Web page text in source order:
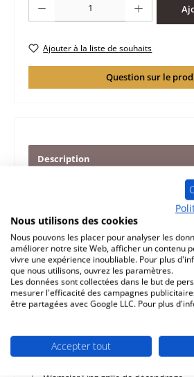
Ajouter à la liste de souhaits
Question sur le
Description
d‘origine revêtement de chambre
poêle Wamsler Linz ensemble de 5
Caractéristiques
Informations sur la sécurité du
Ignorer la galerie de produits
Prod. similaires
Nous utilisons des cookies
Nous pouvons les placer pour analyser les
améliorer notre site Web, afficher un contenu
vivre une expérience inoubliable. Pour plus
que nous utilisons, ouvrez les paramètres.
Les données sont collectées dans le but de
mesurer l'efficacité des campagnes
être partagées avec Google LLC. Pour plus
Accepter tout